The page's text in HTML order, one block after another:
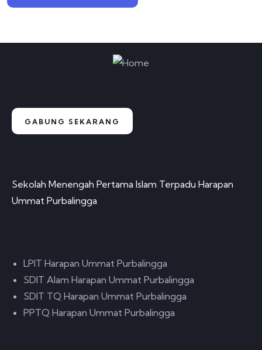
GABUNG SEKARANG
Sekolah Menengah Pertama Islam Terpadu Harapan
Ummat Purbalingga
LPIT Harapan Ummat Purbalingga
SDIT Alam Harapan Ummat Purbalingga
SDIT TQ Harapan Ummat Purbalingga
PPTQ Harapan Ummat Purbalingga